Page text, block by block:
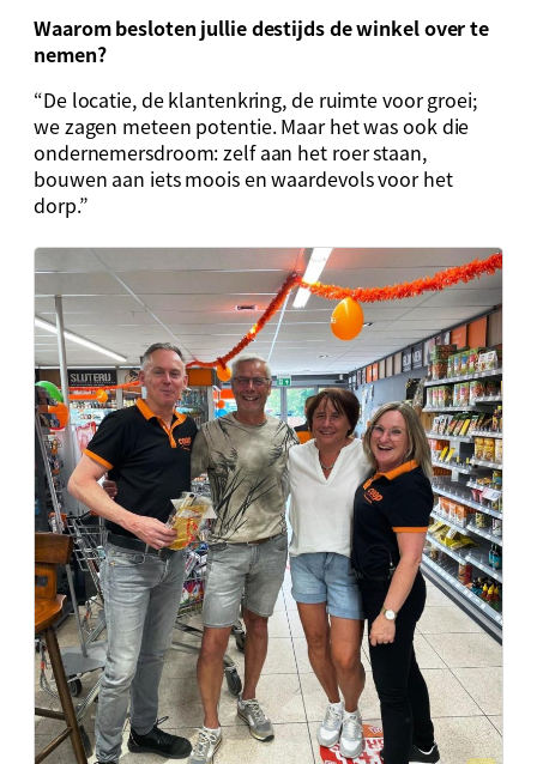
Waarom besloten jullie destijds de winkel over te
nemen?
“De locatie, de klantenkring, de ruimte voor groei;
we zagen meteen potentie. Maar het was ook die
ondernemersdroom: zelf aan het roer staan,
bouwen aan iets moois en waardevols voor het
dorp.”